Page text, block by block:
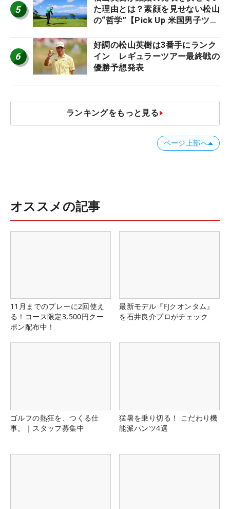
5
た理由とは？素顔を見せない松山
の“哲学”【Pick Up 米国男子ツア
6
好調の松山英樹は3番手にランク
イン レギュラーツアー最終戦の
優勝予想発表
ランキングをもっと見る
ページ上部へ
オススメの記事
11月までのプレーに2回使え
る！コース限定3,500円クー
ポン配布中！
最新モデル『FJクオンタム』
を石井良介プロがチェック
ゴルフの熱狂を、つくる仕
事。｜スタッフ募集中
猛暑を乗り切る！ こだわり機
能派パンツ4選